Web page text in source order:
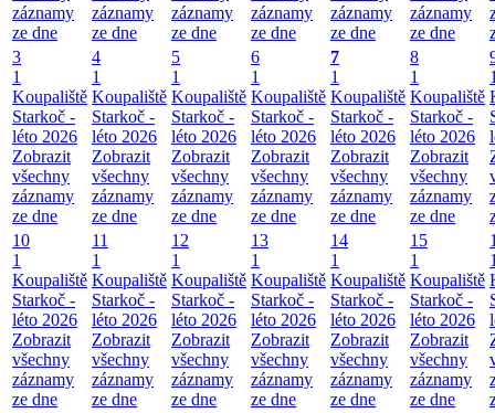
záznamy
ze dne
záznamy
ze dne
záznamy
ze dne
záznamy
ze dne
záznamy
ze dne
záznamy
ze dne
3
1
Koupaliště
Starkoč -
léto 2026
Zobrazit
všechny
záznamy
ze dne
4
1
Koupaliště
Starkoč -
léto 2026
Zobrazit
všechny
záznamy
ze dne
5
1
Koupaliště
Starkoč -
léto 2026
Zobrazit
všechny
záznamy
ze dne
6
1
Koupaliště
Starkoč -
léto 2026
Zobrazit
všechny
záznamy
ze dne
7
1
Koupaliště
Starkoč -
léto 2026
Zobrazit
všechny
záznamy
ze dne
8
1
Koupaliště
Starkoč -
léto 2026
Zobrazit
všechny
záznamy
ze dne
10
1
Koupaliště
Starkoč -
léto 2026
Zobrazit
všechny
záznamy
ze dne
11
1
Koupaliště
Starkoč -
léto 2026
Zobrazit
všechny
záznamy
ze dne
12
1
Koupaliště
Starkoč -
léto 2026
Zobrazit
všechny
záznamy
ze dne
13
1
Koupaliště
Starkoč -
léto 2026
Zobrazit
všechny
záznamy
ze dne
14
1
Koupaliště
Starkoč -
léto 2026
Zobrazit
všechny
záznamy
ze dne
15
1
Koupaliště
Starkoč -
léto 2026
Zobrazit
všechny
záznamy
ze dne